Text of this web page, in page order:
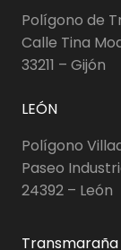
Polígono de
Calle Tina
33211 – Gijón
LEÓN
Polígono
Paseo
24392 – León